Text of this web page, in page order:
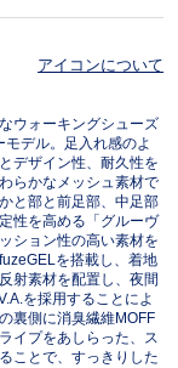
アイコンについて
ウォーキングシューズ
デル。足入れ感のよ
デザイン性、耐久性を
らかなメッシュ素材で
と部と前足部、中足部
性を高める「グルーヴ
ション性の高い素材を
を搭載し、着地
射素材を配置し、夜間
を採用することによ
裏側に消臭繊維MOFF
イプをあしらった、ス
ことで、すっきりした